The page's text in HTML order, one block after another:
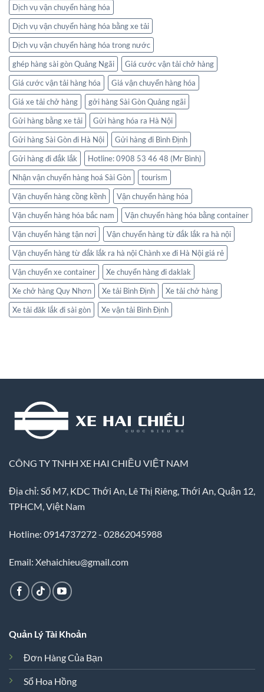
Dịch vụ vận chuyển hàng hóa
Dịch vụ vận chuyển hàng hóa bằng xe tải
Dịch vụ vận chuyển hàng hóa trong nước
ghép hàng sài gòn Quảng Ngãi
Giá cước vận tải chở hàng
Giá cước vận tải hàng hóa
Giá vận chuyển hàng hóa
Giá xe tải chở hàng
gởi hàng Sài Gòn Quảng ngãi
Gửi hàng bằng xe tải
Gửi hàng hóa ra Hà Nội
Gửi hàng Sài Gòn đi Hà Nội
Gửi hàng đi Bình Định
Gửi hàng đi đắk lắk
Hotline: 0908 53 46 48 (Mr Bình)
Nhận vận chuyển hàng hoá Sài Gòn
tourism
Vận chuyển hàng cồng kềnh
Vận chuyển hàng hóa
Vận chuyển hàng hóa bắc nam
Vận chuyển hàng hóa bằng container
Vận chuyển hàng tận nơi
Vận chuyển hàng từ đắk lắk ra hà nội
Vận chuyển hàng từ đắk lắk ra hà nội Chành xe đi Hà Nội giá rẻ
Vận chuyển xe container
Xe chuyển hàng đi daklak
Xe chở hàng Quy Nhơn
Xe tải Bình Định
Xe tải chở hàng
Xe tải đăk lắk đi sài gòn
Xe vận tải Bình Định
CÔNG TY TNHH XE HAI CHIỀU VIỆT NAM
Địa chỉ: Số M7, KDC Thới An, Lê Thị Riêng, Thới An, Quận 12,
TPHCM, Việt Nam
Hotline: 0914737272 - 02862045988
Email: Xehaichieu@gmail.com
Quản Lý Tài Khoản
Đơn Hàng Của Bạn
Sổ Hoa Hồng